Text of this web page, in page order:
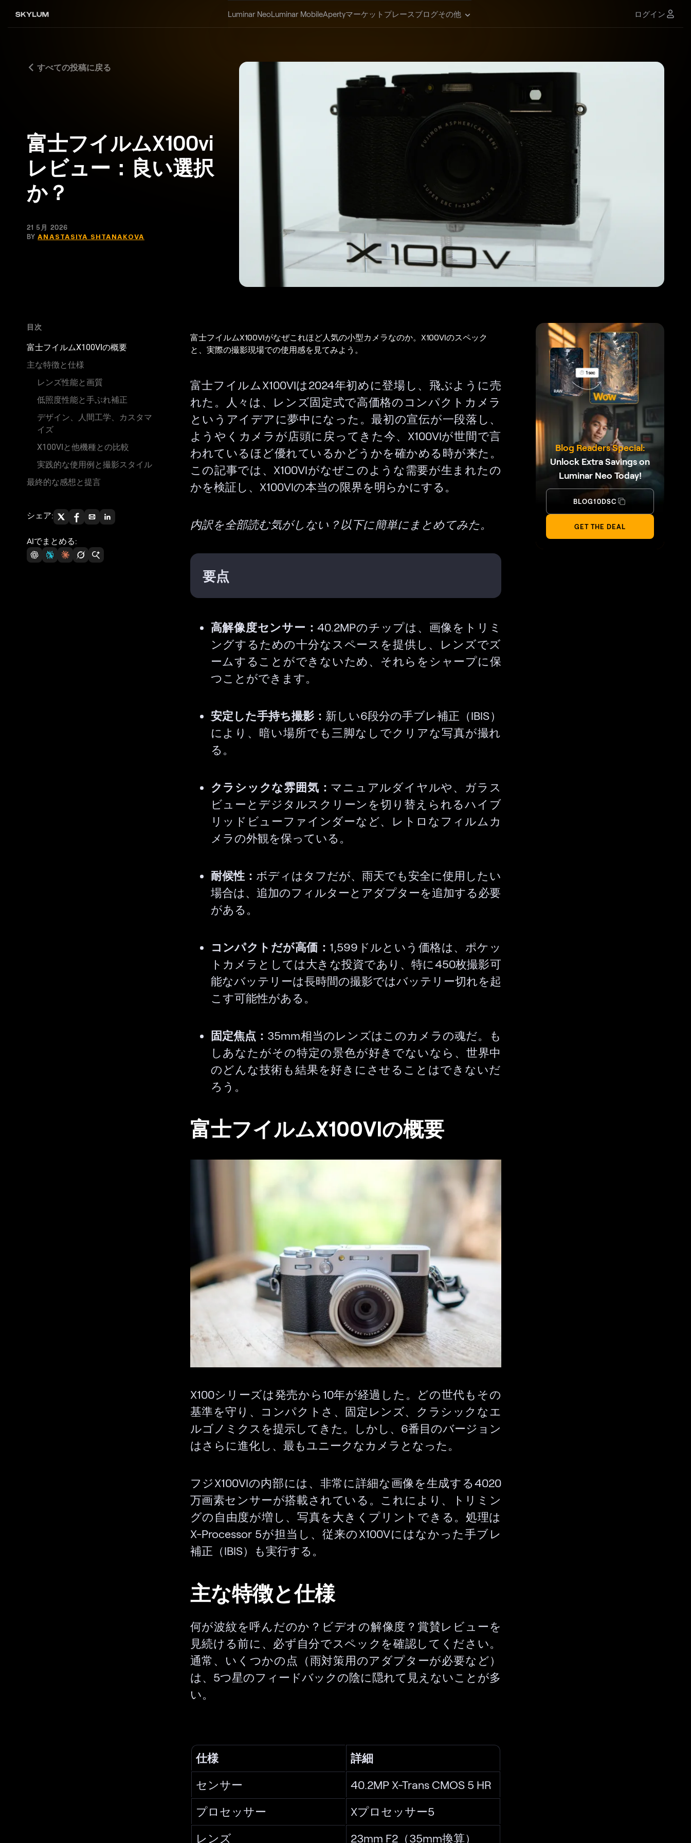
Luminar NeoLuminar MobileApertyマーケットプレースブログその他 ログイン
すべての投稿に戻る
富士フイルムX100vi
レビュー：良い選択
か？
21 5月 2026
BYANASTASIYA SHTANAKOVA
目次
富士フイルムX100VIの概要
主な特徴と仕様
レンズ性能と画質
低照度性能と手ぶれ補正
デザイン、人間工学、カスタマ
イズ
X100VIと他機種との比較
実践的な使用例と撮影スタイル
最終的な感想と提言
シェア:
AIでまとめる:
富士フイルムX100VIがなぜこれほど人気の小型カメラなのか。X100VIのスペック
と、実際の撮影現場での使用感を見てみよう。
富士フイルムX100VIは2024年初めに登場し、飛ぶように売
れた。人々は、レンズ固定式で高価格のコンパクトカメラ
というアイデアに夢中になった。最初の宣伝が一段落し、
ようやくカメラが店頭に戻ってきた今、X100VIが世間で言
われているほど優れているかどうかを確かめる時が来た。
この記事では、X100VIがなぜこのような需要が生まれたの
かを検証し、X100VIの本当の限界を明らかにする。
内訳を全部読む気がしない？以下に簡単にまとめてみた。
要点
高解像度センサー：40.2MPのチップは、画像をトリミ
ングするための十分なスペースを提供し、レンズでズ
ームすることができないため、それらをシャープに保
つことができます。
安定した手持ち撮影： 新しい6段分の手ブレ補正（IBIS）
により、暗い場所でも三脚なしでクリアな写真が撮れ
る。
クラシックな雰囲気： マニュアルダイヤルや、ガラス
ビューとデジタルスクリーンを切り替えられるハイブ
リッドビューファインダーなど、レトロなフィルムカ
メラの外観を保っている。
耐候性： ボディはタフだが、雨天でも安全に使用したい
場合は、追加のフィルターとアダプターを追加する必要
がある。
コンパクトだが高価： 1,599ドルという価格は、ポケッ
トカメラとしては大きな投資であり、特に450枚撮影可
能なバッテリーは長時間の撮影ではバッテリー切れを起
こす可能性がある。
固定焦点： 35mm相当のレンズはこのカメラの魂だ。も
しあなたがその特定の景色が好きでないなら、世界中
のどんな技術も結果を好きにさせることはできないだ
ろう。
富士フイルムX100VIの概要
X100シリーズは発売から10年が経過した。どの世代もその
基準を守り、コンパクトさ、固定レンズ、クラシックなエ
ルゴノミクスを提示してきた。しかし、6番目のバージョン
はさらに進化し、最もユニークなカメラとなった。
フジX100VIの内部には、非常に詳細な画像を生成する4020
万画素センサーが搭載されている。これにより、トリミン
グの自由度が増し、写真を大きくプリントできる。処理は
X-Processor 5が担当し、従来のX100Vにはなかった手ブレ
補正（IBIS）も実行する。
主な特徴と仕様
何が波紋を呼んだのか？ビデオの解像度？賞賛レビューを
見続ける前に、必ず自分でスペックを確認してください。
通常、いくつかの点（雨対策用のアダプターが必要など）
は、5つ星のフィードバックの陰に隠れて見えないことが多
い。
仕様
詳細
センサー
40.2MP X-Trans CMOS 5 HR
プロセッサー
Xプロセッサー5
レンズ
23mm F2（35mm換算）
Blog Readers Special:
Unlock Extra Savings on
Luminar Neo Today!
BLOG10DSC
GET THE DEAL